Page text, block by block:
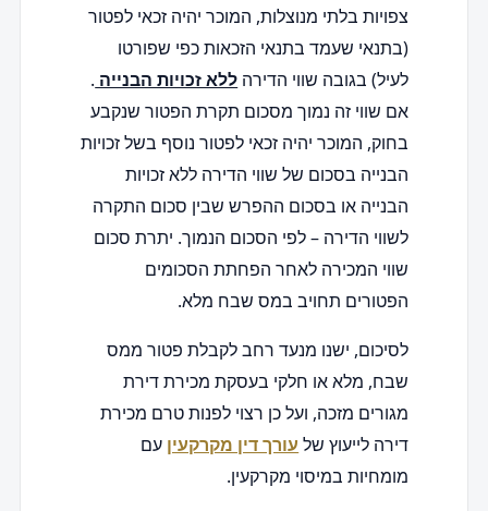
צפויות בלתי מנוצלות, המוכר יהיה זכאי לפטור
(בתנאי שעמד בתנאי הזכאות כפי שפורטו
לעיל) בגובה שווי הדירה ללא זכויות הבנייה .
אם שווי זה נמוך מסכום תקרת הפטור שנקבע
בחוק, המוכר יהיה זכאי לפטור נוסף בשל זכויות
הבנייה בסכום של שווי הדירה ללא זכויות
הבנייה או בסכום ההפרש שבין סכום התקרה
לשווי הדירה – לפי הסכום הנמוך. יתרת סכום
שווי המכירה לאחר הפחתת הסכומים
הפטורים תחויב במס שבח מלא.
לסיכום, ישנו מנעד רחב לקבלת פטור ממס
שבח, מלא או חלקי בעסקת מכירת דירת
מגורים מזכה, ועל כן רצוי לפנות טרם מכירת
דירה לייעוץ של עורך דין מקרקעין עם
מומחיות במיסוי מקרקעין.